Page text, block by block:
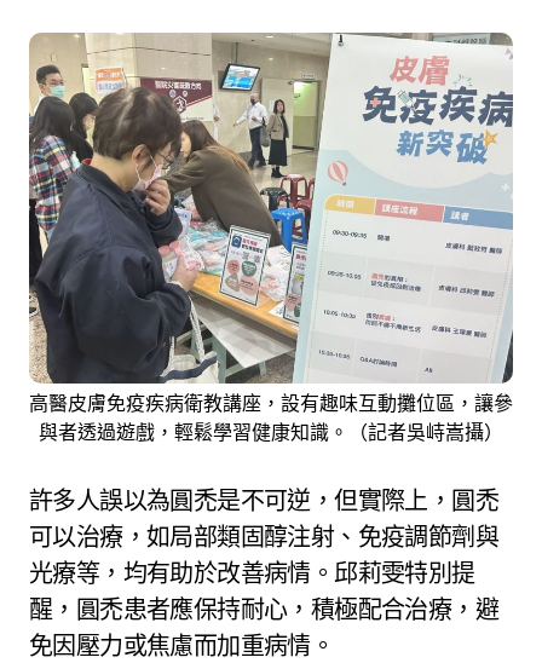
高醫皮膚免疫疾病衛教講座，設有趣味互動攤位區，讓參
與者透過遊戲，輕鬆學習健康知識。（記者吳峙嵩攝）
許多人誤以為圓禿是不可逆，但實際上，圓禿
可以治療，如局部類固醇注射、免疫調節劑與
光療等，均有助於改善病情。邱莉雯特別提
醒，圓禿患者應保持耐心，積極配合治療，避
免因壓力或焦慮而加重病情。